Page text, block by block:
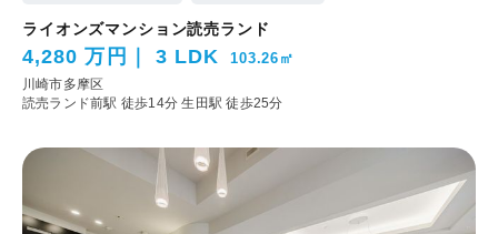
ライオンズマンション読売ランド
4,280 万円 3 LDK 103.26㎡
川崎市多摩区
読売ランド前駅 徒歩14分生田駅 徒歩25分